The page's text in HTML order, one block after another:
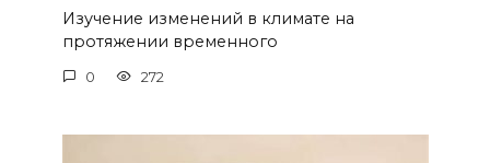
Изучение изменений в климате на
протяжении временного
0 272